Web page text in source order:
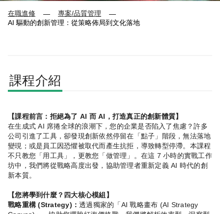
在職進修 — 專案/品質管理
—
AI 驅動的創新管理：從策略佈局到文化落地
課程介紹
【課程前言：拒絕為了 AI 而AI ，打造真正的創新體質】
在生成式 AI 席捲全球的浪潮下，您的企業是否陷入了焦慮？許多
公司引進了工具，卻發現創新依然停留在「點子」階段，無法落地
變現；或是員工因恐懼被取代而產生抗拒，導致轉型停滯。本課程
不只教您「用工具」，更教您「做管理」。在這 7 小時的實戰工作
坊中，我們將從戰略高度出發，協助管理者重新定義AI 時代的創
新本質。
【您將學到什麼？四大核心模組】
戰略重構(Strategy) ： 透過獨家的「AI戰略畫布 (AI Strategy